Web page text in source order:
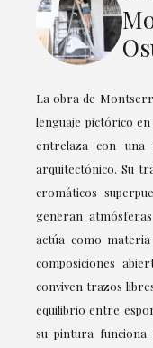
La obra de
lenguaje pictórico
entrelaza con
arquitectónico. Su
cromáticos
generan
actúa como
composiciones
conviven trazos
equilibrio entre
su pintura funciona